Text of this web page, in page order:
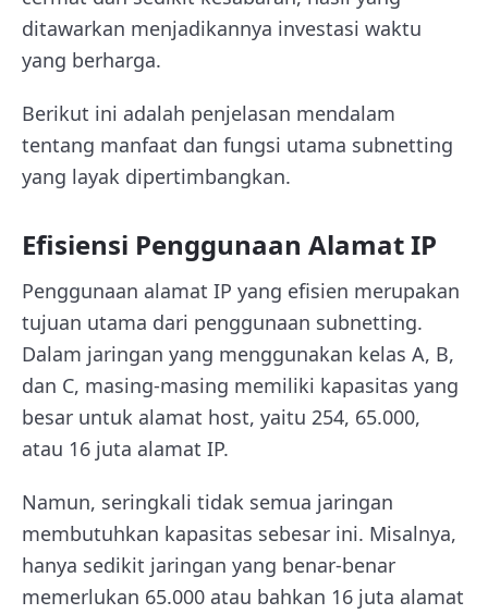
ditawarkan menjadikannya investasi waktu
yang berharga.
Berikut ini adalah penjelasan mendalam
tentang manfaat dan fungsi utama subnetting
yang layak dipertimbangkan.
Efisiensi Penggunaan Alamat IP
Penggunaan alamat IP yang efisien merupakan
tujuan utama dari penggunaan subnetting.
Dalam jaringan yang menggunakan kelas A, B,
dan C, masing-masing memiliki kapasitas yang
besar untuk alamat host, yaitu 254, 65.000,
atau 16 juta alamat IP.
Namun, seringkali tidak semua jaringan
membutuhkan kapasitas sebesar ini. Misalnya,
hanya sedikit jaringan yang benar-benar
memerlukan 65.000 atau bahkan 16 juta alamat